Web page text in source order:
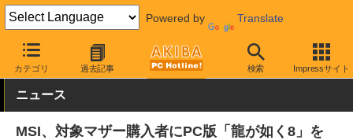
Powered by Translate
カテゴリ 過去記事 検索 Impressサイト
AKIBA PC Hotline! 秋葉原情報 キャンペーン情報 割引・プレ
ニュース
MSI、対象マザー購入者にPC版「龍が如く8」を